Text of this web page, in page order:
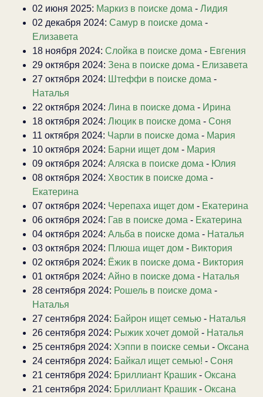
02 июня 2025: Маркиз в поиске дома - Лидия
02 декабря 2024: Самур в поиске дома -
Елизавета
18 ноября 2024: Слойка в поиске дома - Евгения
29 октября 2024: Зена в поиске дома - Елизавета
27 октября 2024: Штеффи в поиске дома -
Наталья
22 октября 2024: Лина в поиске дома - Ирина
18 октября 2024: Люцик в поиске дома - Соня
11 октября 2024: Чарли в поиске дома - Мария
10 октября 2024: Барни ищет дом - Мария
09 октября 2024: Аляска в поиске дома - Юлия
08 октября 2024: Хвостик в поиске дома -
Екатерина
07 октября 2024: Черепаха ищет дом - Екатерина
06 октября 2024: Гав в поиске дома - Екатерина
04 октября 2024: Альба в поиске дома - Наталья
03 октября 2024: Плюша ищет дом - Виктория
02 октября 2024: Ёжик в поиске дома - Виктория
01 октября 2024: Айно в поиске дома - Наталья
28 сентября 2024: Рошель в поиске дома -
Наталья
27 сентября 2024: Байрон ищет семью - Наталья
26 сентября 2024: Рыжик хочет домой - Наталья
25 сентября 2024: Хэппи в поиске семьи - Оксана
24 сентября 2024: Байкал ищет семью! - Соня
21 сентября 2024: Бриллиант Крашик - Оксана
21 сентября 2024: Бриллиант Крашик - Оксана